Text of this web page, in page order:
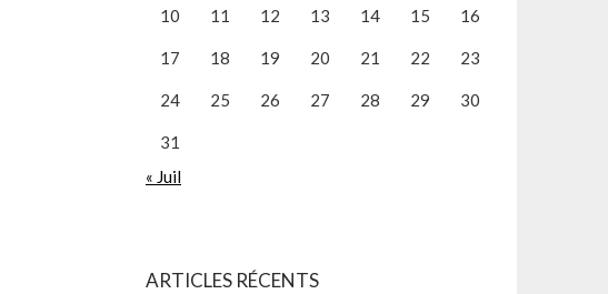
10 11 12 13 14 15 16
17 18 19 20 21 22 23
24 25 26 27 28 29 30
31
« Juil
ARTICLES RÉCENTS